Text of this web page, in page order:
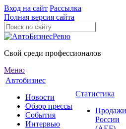
Вход на сайт Рассылка
Полная версия сайта
Свой среди профессионалов
Меню
Автобизнес
Новости
Обзор прессы
События
Интервью
Статистика
России